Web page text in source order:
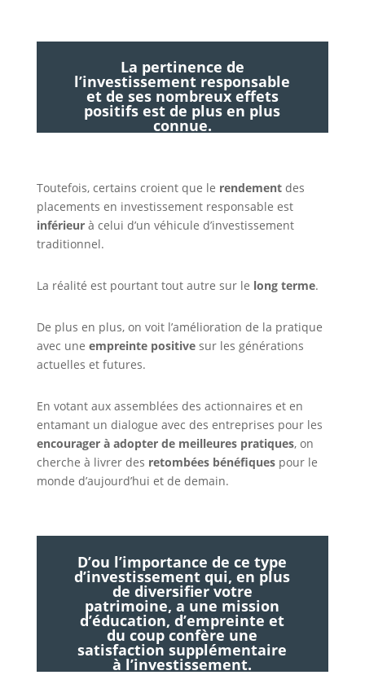
La pertinence de
l’investissement responsable
et de ses nombreux effets
positifs est de plus en plus
connue.
Toutefois, certains croient que le rendementdes
placements en investissement responsable est
inférieurà celui d’un véhicule d’investissement
traditionnel.
La réalité est pourtant tout autre sur le long terme.
De plus en plus, on voit l’amélioration de la pratique
avec une empreinte positivesur les générations
actuelles et futures.
En votant aux assemblées des actionnaires et en
entamant un dialogue avec des entreprises pour les
encourager à adopter de meilleures pratiques, on
cherche à livrer des retombées bénéfiquespour le
monde d’aujourd’hui et de demain.
D’ou l’importance de ce type
d’investissement qui, en plus
de diversifier votre
patrimoine, a une mission
d’éducation, d’empreinte et
du coup confère une
satisfaction supplémentaire
à l’investissement.